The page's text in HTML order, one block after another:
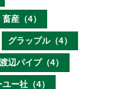
産（4）
グラップル（4）
渡辺パイプ（4）
ユー社（4）